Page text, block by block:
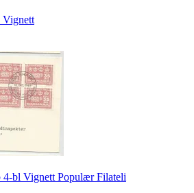
Vignett
4-bl Vignett Populær Filateli